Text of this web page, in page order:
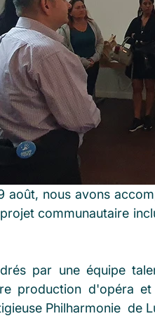
août, nous avons
communautaire
par une équipe
production d'opéra
Philharmonie  de